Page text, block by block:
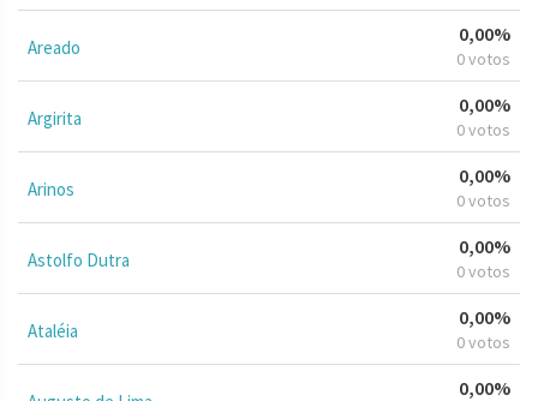
Areado
0,00%
0 votos
Argirita
0,00%
0 votos
Arinos
0,00%
0 votos
Astolfo Dutra
0,00%
0 votos
Ataléia
0,00%
0 votos
0,00%